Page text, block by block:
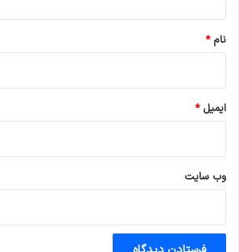
نام*
ایمیل*
وب‌ سایت